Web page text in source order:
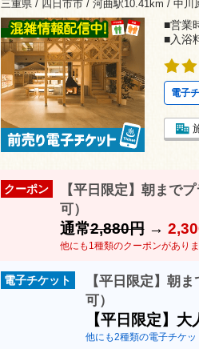
三重県 / 四日市市 / 河曲駅10.41km / 中川
■営業
■入浴
電子
クーポン
【平日限定】朝まで
可）
通常2,880円→
他にも1種類のクーポンがあり
電子チケット
【平日限定】朝
可）
【平日限定】
他にも2種類の電子チケ